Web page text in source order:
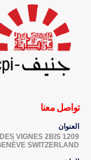
تواصل معنا
العنوان
VIGNES 2BIS 1209
SWITZERLAND